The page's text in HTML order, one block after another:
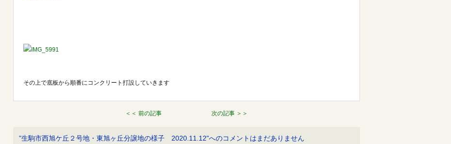
その上で底板から順番にコンクリート打設していきます
＜＜ 前の記事 次の記事 ＞＞
"生駒市西旭ケ丘２号地・東旭ヶ丘分譲地の様子 2020.11.12"へのコメントはまだありません